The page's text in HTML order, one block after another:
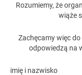
Rozumiemy, że
wiąże
Zachęcamy więc
odpowiedzą na
imię i nazwisko